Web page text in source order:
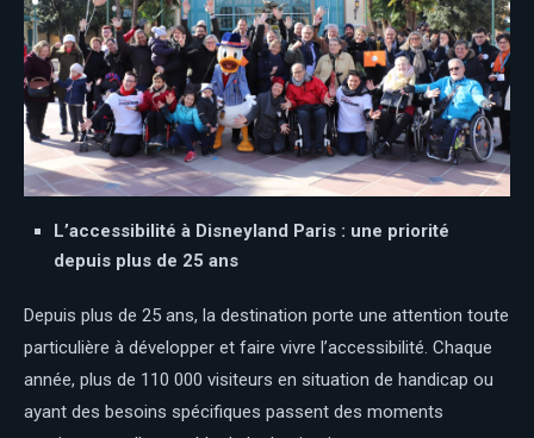
L’accessibilité à Disneyland Paris : une priorité
depuis plus de 25 ans
Depuis plus de 25 ans, la destination porte une attention toute
particulière à développer et faire vivre l’accessibilité. Chaque
année, plus de 110 000 visiteurs en situation de handicap ou
ayant des besoins spécifiques passent des moments